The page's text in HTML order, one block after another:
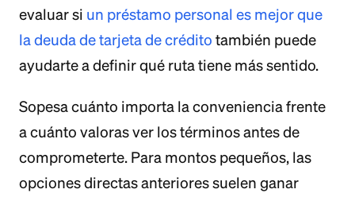
evaluar si un préstamo personal es mejor que
la deuda de tarjeta de crédito también puede
ayudarte a definir qué ruta tiene más sentido.
Sopesa cuánto importa la conveniencia frente
a cuánto valoras ver los términos antes de
comprometerte. Para montos pequeños, las
opciones directas anteriores suelen ganar